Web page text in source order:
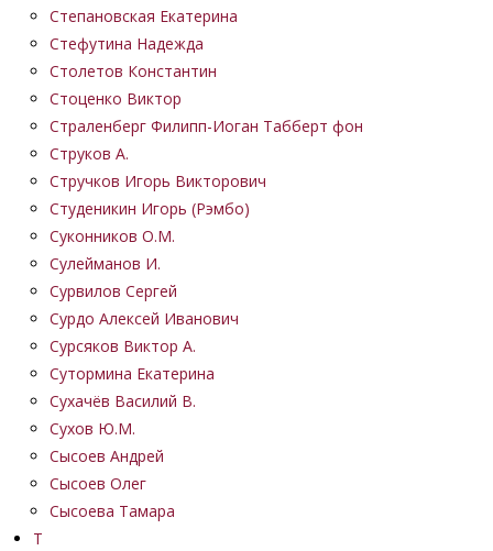
Степановская Екатерина
Стефутина Надежда
Столетов Константин
Стоценко Виктор
Страленберг Филипп-Иоган Табберт фон
Струков А.
Стручков Игорь Викторович
Студеникин Игорь (Рэмбо)
Суконников О.М.
Сулейманов И.
Сурвилов Сергей
Сурдо Алексей Иванович
Сурсяков Виктор А.
Сутормина Екатерина
Сухачёв Василий В.
Сухов Ю.М.
Сысоев Андрей
Сысоев Олег
Сысоева Тамара
Т